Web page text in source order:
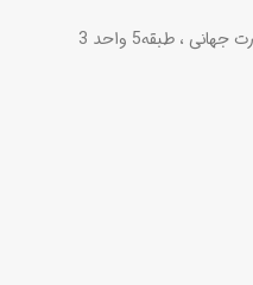
، طبقه5 واحد 3